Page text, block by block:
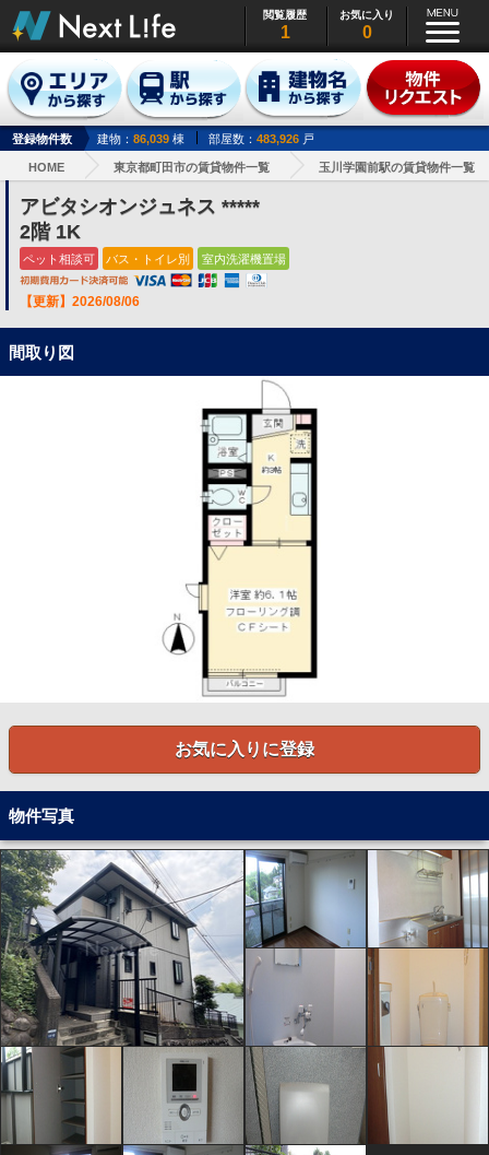
閲覧履歴
1
お気に入り
0
登録物件数 建物： 86,039 棟 部屋数： 483,926 戸
HOME 東京都町田市の賃貸物件一覧 玉川学園前駅の賃貸物件一覧
アビタシオンジュネス *****
2階 1K
ペット相談可 バス・トイレ別 室内洗濯機置場
【更新】2026/08/06
間取り図
お気に入りに登録
物件写真